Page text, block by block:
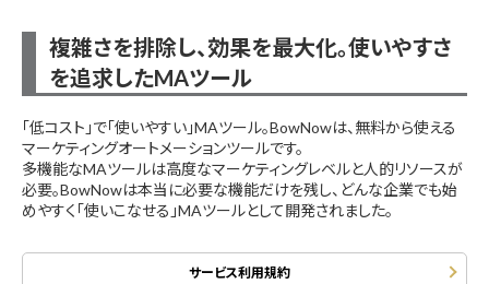
複雑さを排除し、効果を最大化。使いやすさ
を追求したMAツール
「低コスト」で「使いやすい」MAツール。BowNowは、無料から使える
マーケティングオートメーションツールです。
多機能なMAツールは高度なマーケティングレベルと人的リソースが
必要。BowNowは本当に必要な機能だけを残し、どんな企業でも始
めやすく「使いこなせる」MAツールとして開発されました。
サービス利用規約